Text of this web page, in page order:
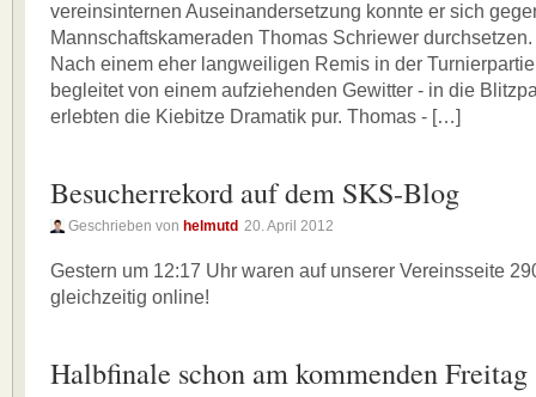
vereinsinternen Auseinandersetzung konnte er sich
Mannschaftskameraden Thomas Schriewer durchsetzen.
Nach einem eher langweiligen Remis in der
begleitet von einem aufziehenden Gewitter - in die
erlebten die Kiebitze Dramatik pur. Thomas - […]
Besucherrekord auf dem SKS-Blog
Geschrieben von helmutd 20. April 2012
Gestern um 12:17 Uhr waren auf unserer Vereinsseite
gleichzeitig online!
Halbfinale schon am kommenden Freitag